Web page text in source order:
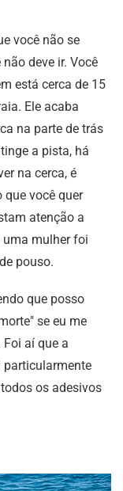
você não se
deve ir. Você
está cerca de 15
Ele acaba
na parte de trás
a pista, há
na cerca, é
que você quer
atenção a
uma mulher foi
pouso.
que posso
se eu me
aí que a
particularmente
os adesivos